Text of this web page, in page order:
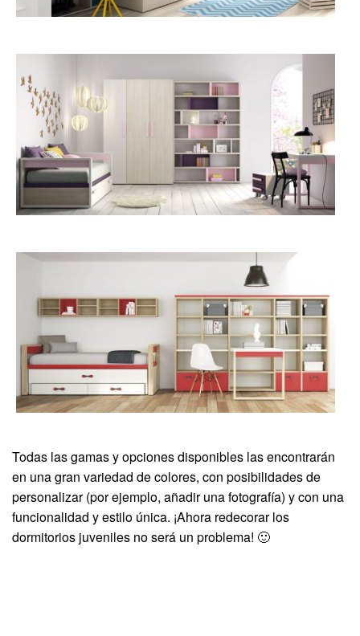
Todas las gamas y opciones disponibles las encontrarán
en una gran variedad de colores, con posibilidades de
personalizar (por ejemplo, añadir una fotografía) y con una
funcionalidad y estilo única. ¡Ahora redecorar los
dormitorios juveniles no será un problema! 🙂